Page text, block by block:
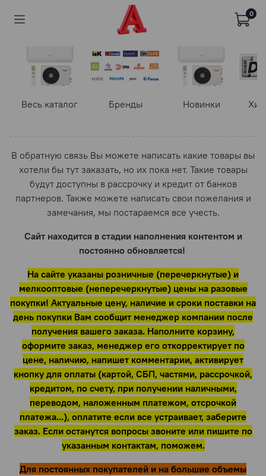
0
Весь каталог Бренды Новинки
В обратную связь Вы можете написать какие товары вы
хотели бы тут заказать, но их пока нет. Такие товары
будут доступны в рассрочку и кредит от банков
партнеров. Также можете написать свои пожелания и
замечания, мы постараемся все учесть.
Сайт находится в стадии наполнения контентом и
постоянно обновляется!
На сайте указаны розничные (перечеркнутые) и
мелкооптовые (неперечеркнутые) цены на разовые
покупки! Актуальные цену, наличие и сроки поставки на
день покупки Вам сообщит менеджер компании после
получения вашего заказа. Наполните корзину,
оформите заказ, менеджер его откорректирует по
цене, наличию, напишет комментарии, активирует
кнопку для оплаты (картой, СБП, частями, рассрочкой,
кредитом, по счету, при получении наличными,
переводом, наложенным платежом, отсрочкой
платежа...), оплатите если все устраивает, заберите
заказ. Если останутся вопросы звоните или пишите по
указанным контактам, поможем.
Для постоянных покупателей и на большие объемы